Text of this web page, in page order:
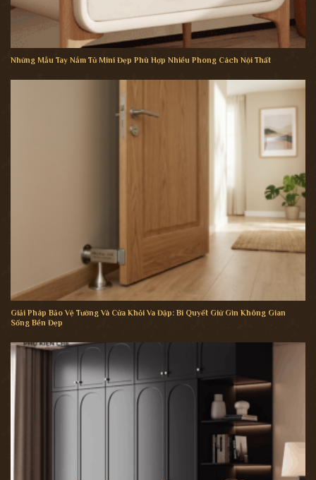
Những Mẫu Tay Nắm Tủ Mini Đẹp Phù Hợp Nhiều Phong Cách Nội Thất
Giải Pháp Bảo Vệ Tường Và Cửa Khỏi Va Đập: Bí Quyết Giữ Gìn Không Gian
Sống Bền Đẹp